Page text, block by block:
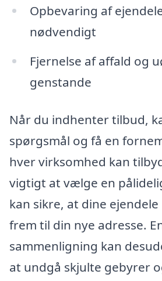
Opbevaring af
nødvendigt
Fjernelse af affald og
genstande
Når du indhenter tilbud,
spørgsmål og få en
hver virksomhed kan
vigtigt at vælge en
kan sikre, at dine
frem til din nye adresse.
sammenligning kan
at undgå skjulte gebyrer